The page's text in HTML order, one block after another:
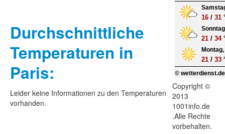
Durchschnittliche
Temperaturen in
Paris:
Leider keine Informationen zu den Temperaturen
vorhanden.
16 /31
21 /34
21 /33
© wetterdienst.de
Copyright ©
2013
1001info.de
.Alle Rechte
vorbehalten.